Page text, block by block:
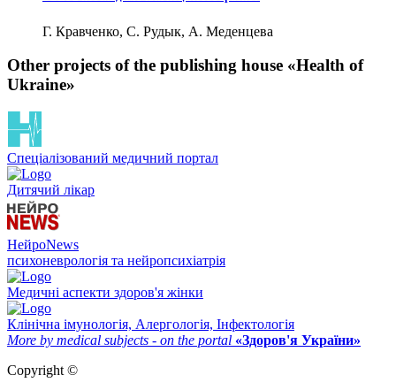
Г. Кравченко, С. Рудык, А. Меденцева
Other projects of the publishing house «Health of
Ukraine»
Спеціалізований медичний портал
Дитячий лікар
НейроNews
психоневрологія та нейропсихіатрія
Медичні аспекти здоров'я жінки
Клінічна імунологія, Алергологія, Інфектологія
More by medical subjects - on the portal «Здоров'я України»
Copyright ©